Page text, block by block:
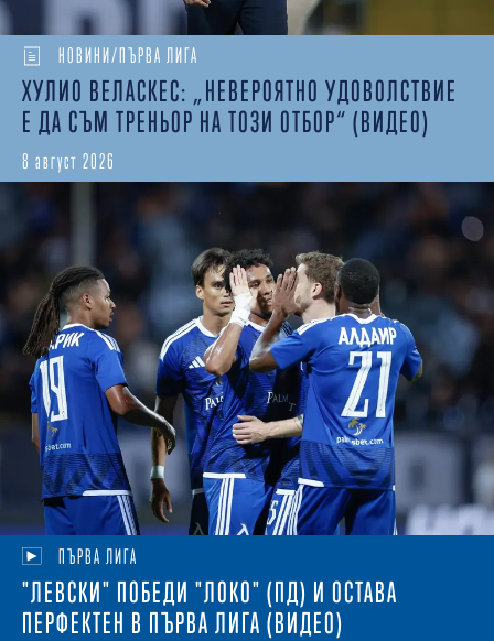
НОВИНИ/ПЪРВА ЛИГА
ХУЛИО ВЕЛАСКЕС: „НЕВЕРОЯТНО УДОВОЛСТВИЕ
Е ДА СЪМ ТРЕНЬОР НА ТОЗИ ОТБОР“ (ВИДЕО)
8 август 2026
ПЪРВА ЛИГА
"ЛЕВСКИ" ПОБЕДИ "ЛОКО" (ПД) И ОСТАВА
ПЕРФЕКТЕН В ПЪРВА ЛИГА (ВИДЕО)